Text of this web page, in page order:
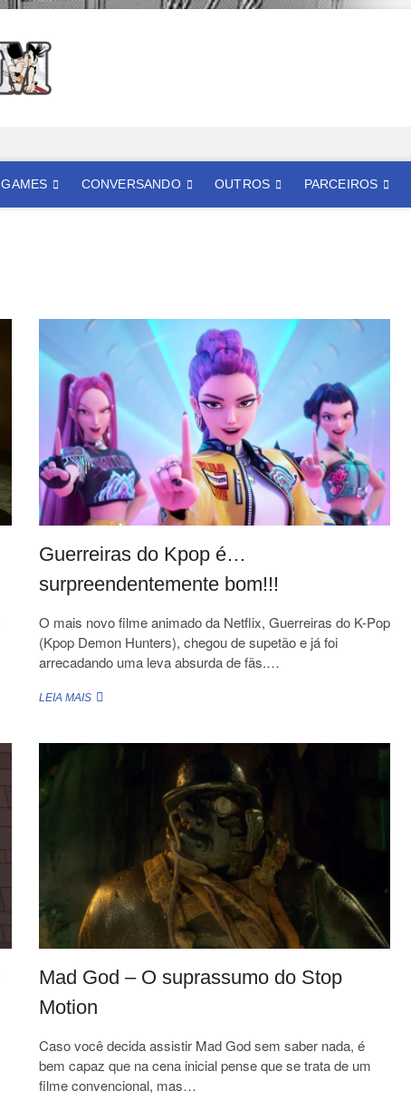
GAMES CONVERSANDO OUTROS PARCEIROS
Guerreiras do Kpop é…
surpreendentemente bom!!!
O mais novo filme animado da Netflix, Guerreiras do K-Pop
(Kpop Demon Hunters), chegou de supetão e já foi
arrecadando uma leva absurda de fãs.…
LEIA MAISGUERREIRAS
É…
SURPREENDENTEMENTE
Mad God – O suprassumo do Stop
Motion
Caso você decida assistir Mad God sem saber nada, é
bem capaz que na cena inicial pense que se trata de um
filme convencional, mas…